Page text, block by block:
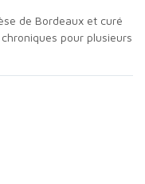
pour plusieurs